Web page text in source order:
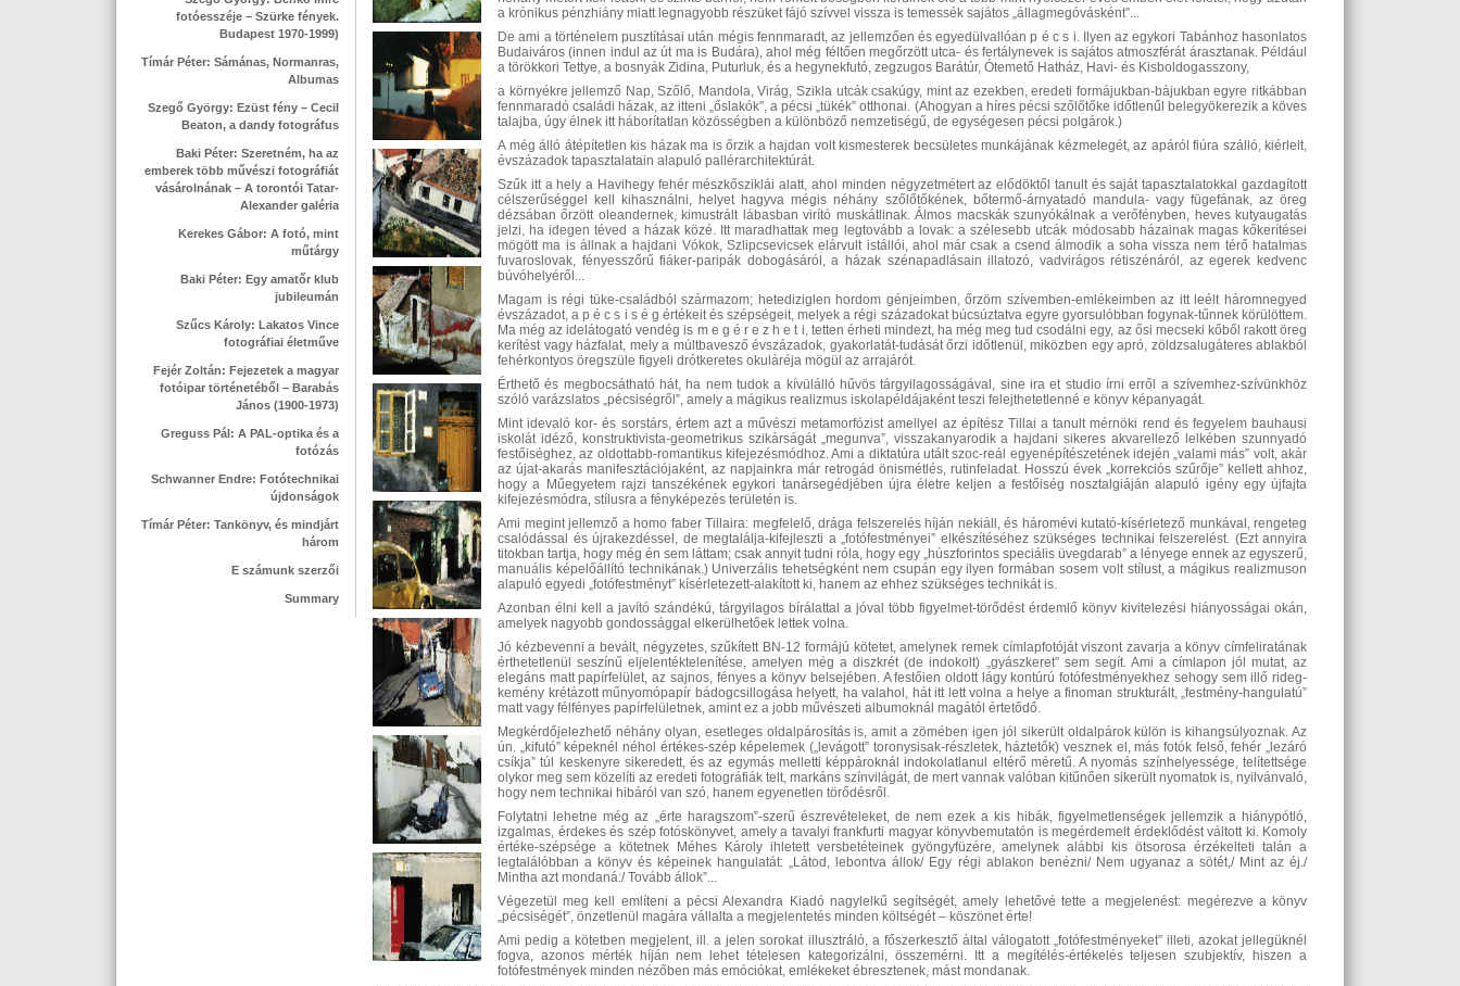
fotóesszéje – Szürke fények.
Budapest 1970-1999)
Tímár Péter: Sámánas, Normanras,
Albumas
Szegő György: Ezüst fény – Cecil
Beaton, a dandy fotográfus
Baki Péter: Szeretném, ha az
emberek több művészi fotográfiát
vásárolnának – A torontói Tatar-
Alexander galéria
Kerekes Gábor: A fotó, mint
műtárgy
Baki Péter: Egy amatőr klub
jubileumán
Szűcs Károly: Lakatos Vince
fotográfiai életműve
Fejér Zoltán: Fejezetek a magyar
fotóipar történetéből – Barabás
János (1900-1973)
Greguss Pál: A PAL-optika és a
fotózás
Schwanner Endre: Fotótechnikai
újdonságok
Tímár Péter: Tankönyv, és mindjárt
három
E számunk szerzői
Summary
a krónikus pénzhiány miatt legnagyobb részüket fájó szívvel vissza is temessék sajátos „állagmegóvásként”...
De ami a történelem pusztításai után mégis fennmaradt, az jellemzően és egyedülvallóan p é c s i. Ilyen az egykori Tabánhoz hasonlatos
Budaiváros (innen indul az út ma is Budára), ahol még féltően megőrzött utca- és fertálynevek is sajátos atmoszférát árasztanak. Például
a törökkori Tettye, a bosnyák Zidina, Puturluk, és a hegynekfutó, zegzugos Barátúr, Ótemető Hatház, Havi- és Kisboldogasszony,
a környékre jellemző Nap, Szőlő, Mandola, Virág, Szikla utcák csakúgy, mint az ezekben, eredeti formájukban-bájukban egyre ritkábban
fennmaradó családi házak, az itteni „őslakók”, a pécsi „tükék” otthonai. (Ahogyan a híres pécsi szőlőtőke időtlenűl belegyökerezik a köves
talajba, úgy élnek itt háborítatlan közösségben a különböző nemzetiségű, de egységesen pécsi polgárok.)
A még álló átépítetlen kis házak ma is őrzik a hajdan volt kismesterek becsületes munkájának kézmelegét, az apáról fiúra szálló, kiérlelt,
évszázadok tapasztalatain alapuló pallérarchitektúrát.
Szűk itt a hely a Havihegy fehér mészkősziklái alatt, ahol minden négyzetmétert az elődöktől tanult és saját tapasztalatokkal gazdagított
célszerűséggel kell kihasználni, helyet hagyva mégis néhány szőlőtőkének, bőtermő-árnyatadó mandula- vagy fügefának, az öreg
dézsában őrzött oleandernek, kimustrált lábasban virító muskátlinak. Álmos macskák szunyókálnak a verőfényben, heves kutyaugatás
jelzi, ha idegen téved a házak közé. Itt maradhattak meg legtovább a lovak: a szélesebb utcák módosabb házainak magas kőkerítései
mögött ma is állnak a hajdani Vókok, Szlipcsevicsek elárvult istállói, ahol már csak a csend álmodik a soha vissza nem térő hatalmas
fuvaroslovak, fényesszőrű fiáker-paripák dobogásáról, a házak szénapadlásain illatozó, vadvirágos rétiszénáról, az egerek kedvenc
búvóhelyéről...
Magam is régi tüke-családból származom; hetediziglen hordom génjeimben, őrzöm szívemben-emlékeimben az itt leélt háromnegyed
évszázadot, a p é c s i s é g értékeit és szépségeit, melyek a régi századokat búcsúztatva egyre gyorsulóbban fogynak-tűnnek körülöttem.
Ma még az idelátogató vendég is m e g é r e z h e t i, tetten érheti mindezt, ha még meg tud csodálni egy, az ősi mecseki kőből rakott öreg
kerítést vagy házfalat, mely a múltbavesző évszázadok, gyakorlatát-tudását őrzi időtlenül, miközben egy apró, zöldzsalugáteres ablakból
fehérkontyos öregszüle figyeli drótkeretes okuláréja mögül az arrajárót.
Érthető és megbocsátható hát, ha nem tudok a kívülálló hűvös tárgyilagosságával, sine ira et studio írni erről a szívemhez-szívünkhöz
szóló varázslatos „pécsiségről”, amely a mágikus realizmus iskolapéldájaként teszi felejthetetlenné e könyv képanyagát.
Mint idevaló kor- és sorstárs, értem azt a művészi metamorfózist amellyel az építész Tillai a tanult mérnöki rend és fegyelem bauhausi
iskolát idéző, konstruktivista-geometrikus szikárságát „megunva”, visszakanyarodik a hajdani sikeres akvarellező lelkében szunnyadó
festőiséghez, az oldottabb-romantikus kifejezésmódhoz. Ami a diktatúra utált szoc-reál egyenépítészetének idején „valami más” volt, akár
az újat-akarás manifesztációjaként, az napjainkra már retrogád önismétlés, rutinfeladat. Hosszú évek „korrekciós szűrője” kellett ahhoz,
hogy a Műegyetem rajzi tanszékének egykori tanársegédjében újra életre keljen a festőiség nosztalgiáján alapuló igény egy újfajta
kifejezésmódra, stílusra a fényképezés területén is.
Ami megint jellemző a homo faber Tillaira: megfelelő, drága felszerelés híján nekiáll, és háromévi kutató-kísérletező munkával, rengeteg
csalódással és újrakezdéssel, de megtalálja-kifejleszti a „fotófestményei” elkészítéséhez szükséges technikai felszerelést. (Ezt annyira
titokban tartja, hogy még én sem láttam; csak annyit tudni róla, hogy egy „húszforintos speciális üvegdarab” a lényege ennek az egyszerű,
manuális képelőállító technikának.) Univerzális tehetségként nem csupán egy ilyen formában sosem volt stílust, a mágikus realizmuson
alapuló egyedi „fotófestményt” kísérletezett-alakított ki, hanem az ehhez szükséges technikát is.
Azonban élni kell a javító szándékú, tárgyilagos bírálattal a jóval több figyelmet-törődést érdemlő könyv kivitelezési hiányosságai okán,
amelyek nagyobb gondossággal elkerülhetőek lettek volna.
Jó kézbevenni a bevált, négyzetes, szűkített BN-12 formájú kötetet, amelynek remek címlapfotóját viszont zavarja a könyv címfeliratának
érthetetlenül seszínű eljelentéktelenítése, amelyen még a diszkrét (de indokolt) „gyászkeret” sem segít. Ami a címlapon jól mutat, az
elegáns matt papírfelület, az sajnos, fényes a könyv belsejében. A festőien oldott lágy kontúrú fotófestményekhez sehogy sem illő rideg-
kemény krétázott műnyomópapír bádogcsillogása helyett, ha valahol, hát itt lett volna a helye a finoman strukturált, „festmény-hangulatú”
matt vagy félfényes papírfelületnek, amint ez a jobb művészeti albumoknál magától értetődő.
Megkérdőjelezhető néhány olyan, esetleges oldalpárosítás is, amit a zömében igen jól sikerült oldalpárok külön is kihangsúlyoznak. Az
ún. „kifutó” képeknél néhol értékes-szép képelemek („levágott” toronysisak-részletek, háztetők) vesznek el, más fotók felső, fehér „lezáró
csíkja” túl keskenyre sikeredett, és az egymás melletti képpároknál indokolatlanul eltérő méretű. A nyomás színhelyessége, telítettsége
olykor meg sem közelíti az eredeti fotográfiák telt, markáns színvilágát, de mert vannak valóban kitűnően sikerült nyomatok is, nyilvánvaló,
hogy nem technikai hibáról van szó, hanem egyenetlen törődésről.
Folytatni lehetne még az „érte haragszom”-szerű észrevételeket, de nem ezek a kis hibák, figyelmetlenségek jellemzik a hiánypótló,
izgalmas, érdekes és szép fotóskönyvet, amely a tavalyi frankfurti magyar könyvbemutatón is megérdemelt érdeklődést váltott ki. Komoly
értéke-szépsége a kötetnek Méhes Károly ihletett versbetéteinek gyöngyfüzére, amelynek alábbi kis ötsorosa érzékelteti talán a
legtalálóbban a könyv és képeinek hangulatát: „Látod, lebontva állok/ Egy régi ablakon benézni/ Nem ugyanaz a sötét,/ Mint az éj./
Mintha azt mondaná:/ Tovább állok”...
Végezetül meg kell említeni a pécsi Alexandra Kiadó nagylelkű segítségét, amely lehetővé tette a megjelenést: megérezve a könyv
„pécsiségét”, önzetlenül magára vállalta a megjelentetés minden költségét – köszönet érte!
Ami pedig a kötetben megjelent, ill. a jelen sorokat illusztráló, a főszerkesztő által válogatott „fotófestményeket” illeti, azokat jellegüknél
fogva, azonos mérték híján nem lehet tételesen kategorizálni, összemérni. Itt a megítélés-értékelés teljesen szubjektív, hiszen a
fotófestmények minden nézőben más emóciókat, emlékeket ébresztenek, mást mondanak.